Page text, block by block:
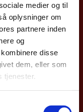
medier og til
oplysninger om
partnere inden
og
disse
dem, eller som
tjenester.
Brasília
26,